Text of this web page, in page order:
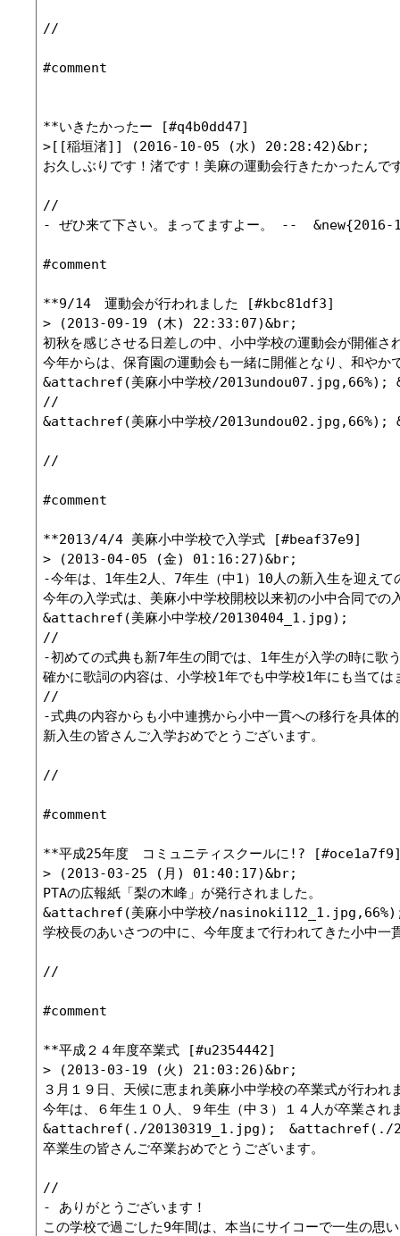
//
#comment
**いきたかったー [#q4b0dd47]
>[[稲垣渚]] (2016-10-05 (水) 20:28:42)&br;
お久しぶりです！渚です！美麻の運動会行きたかったん
//
- ぜひ来て下さい。まってますよー。 --
#comment
**9/14　運動会が行われました [#kbc81df3]
> (2013-09-19 (木) 22:33:07)&br;
初秋を感じさせる日差しの中、小中学校の運動会が開催さ
今年からは、保育園の運動会も一緒に開催となり、和やか
&attachref(美麻小中学校/
//
&attachref(美麻小中学校/
//
#comment
**2013/4/4 美麻小中学校で入学式 [#beaf37e9]
> (2013-04-05 (金) 01:16:27)&br;
-今年は、1年生2人、7年生（中1）10人の新入生を迎えて
今年の入学式は、美麻小中学校開校以来初の小中合同で
&attachref(美麻小中学校/20130404_1.jpg);
//
-初めての式典も新7年生の間では、1年生が入学の時に歌
確かに歌詞の内容は、小学校1年でも中学校1年にも当て
//
-式典の内容からも小中連携から小中一貫への移行を具体
新入生の皆さんご入学おめでとうございます。
//
#comment
**平成25年度　コミュニティスクールに!?
> (2013-03-25 (月) 01:40:17)&br;
PTAの広報紙「梨の木峰」が発行されました。
&attachref(美麻小中学校/
学校長のあいさつの中に、今年度まで行われてきた小中
//
#comment
**平成２４年度卒業式 [#u2354442]
> (2013-03-19 (火) 21:03:26)&br;
３月１９日、天候に恵まれ美麻小中学校の卒業式が行われ
今年は、６年生１０人、９年生（中３）１４人が卒業され
&attachref(./20130319_1.jpg);　&attachref(./
卒業生の皆さんご卒業おめでとうございます。
//
- ありがとうございます！
この学校で過ごした9年間は、本当にサイコーで一生の思